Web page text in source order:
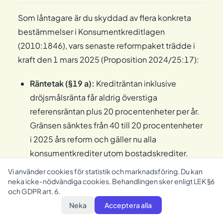
Vi använder cookies för statistik och marknadsföring. Du kan
neka icke-nödvändiga cookies. Behandlingen sker enligt LEK §6
och GDPR art. 6.
Neka
Acceptera alla
Som låntagare är du skyddad av flera konkreta
bestämmelser i Konsumentkreditlagen
(2010:1846), vars senaste reformpaket trädde i
kraft den 1 mars 2025 (Proposition 2024/25:17):
Räntetak (§19 a): Krediträntan inklusive
dröjsmålsränta får aldrig överstiga
referensräntan plus 20 procentenheter per år.
Gränsen sänktes från 40 till 20 procentenheter
i 2025 års reform och gäller nu alla
konsumentkrediter utom bostadskrediter.
Kostnadstak (§19 b):Den sammanlagda
kreditkostnaden — ränta, avgifter och övriga
kostnader — får aldrig överstiga
kreditbeloppet. På ett lån om 20 000 kr